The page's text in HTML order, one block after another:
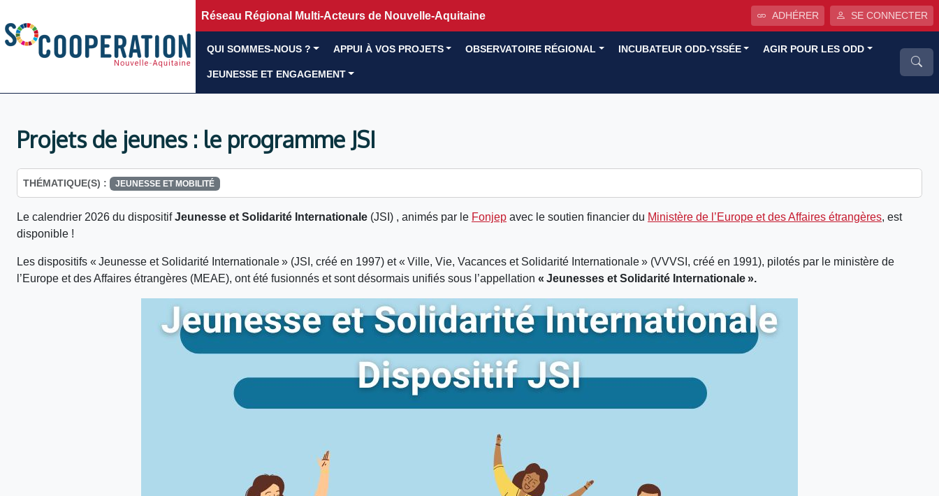
Réseau Régional Multi-Acteurs de Nouvelle-Aquitaine ADHÉRER SE CONNECTER
QUI SOMMES-NOUS ? APPUI À VOS PROJETS OBSERVATOIRE RÉGIONAL INCUBATEUR ODD-YSSÉE AGIR POUR LES ODD
JEUNESSE ET ENGAGEMENT
Projets de jeunes : le programme JSI
THÉMATIQUE(S) : JEUNESSE ET MOBILITÉ
Le calendrier 2026 du dispositifJeunesse et Solidarité Internationale (JSI) , animés par le Fonjep avec le soutien financier du Ministère de l’Europe et des Affaires étrangères, est
disponible !
Les dispositifs « Jeunesse et Solidarité Internationale » (JSI, créé en 1997) et « Ville, Vie, Vacances et Solidarité Internationale » (VVVSI, créé en 1991), pilotés par le ministère de
l’Europe et des Affaires étrangères (MEAE), ont été fusionnés et sont désormais unifiés sous l’appellation « Jeunesses et Solidarité Internationale ».